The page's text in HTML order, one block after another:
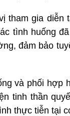
tham gia diễn
tình huống
đảm bảo
và phối hợp
tinh thần
thực tiễn tại